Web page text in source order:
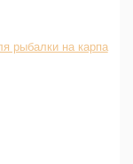
рыбалки на карпа